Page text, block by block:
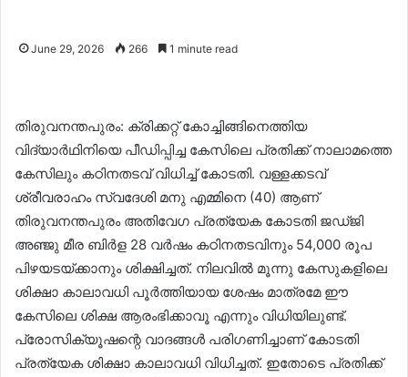
June 29, 2026 266 1 minute read
തിരുവനന്തപുരം: ക്രിക്കറ്റ് കോച്ചിങ്ങിനെത്തിയ
വിദ്യാർഥിനിയെ പീഡിപ്പിച്ച കേസിലെ പ്രതിക്ക് നാലാമത്തെ
കേസിലും കഠിനതടവ് വിധിച്ച് കോടതി. വള്ളക്കടവ്
ശ്രീവരാഹം സ്വദേശി മനു എമ്മിനെ (40) ആണ്
തിരുവനന്തപുരം അതിവേഗ പ്രത്യേക കോടതി ജഡ്ജി
അഞ്ജു മീര ബിർള 28 വർഷം കഠിനതടവിനും 54,000 രൂപ
പിഴയടയ്ക്കാനും ശിക്ഷിച്ചത്. നിലവിൽ മൂന്നു കേസുകളിലെ
ശിക്ഷാ കാലാവധി പൂർത്തിയായ ശേഷം മാത്രമേ ഈ
കേസിലെ ശിക്ഷ ആരംഭിക്കാവൂ എന്നും വിധിയിലുണ്ട്.
പ്രോസിക്യൂഷന്റെ വാദങ്ങൾ പരിഗണിച്ചാണ് കോടതി
പ്രത്യേക ശിക്ഷാ കാലാവധി വിധിച്ചത്. ഇതോടെ പ്രതിക്ക്